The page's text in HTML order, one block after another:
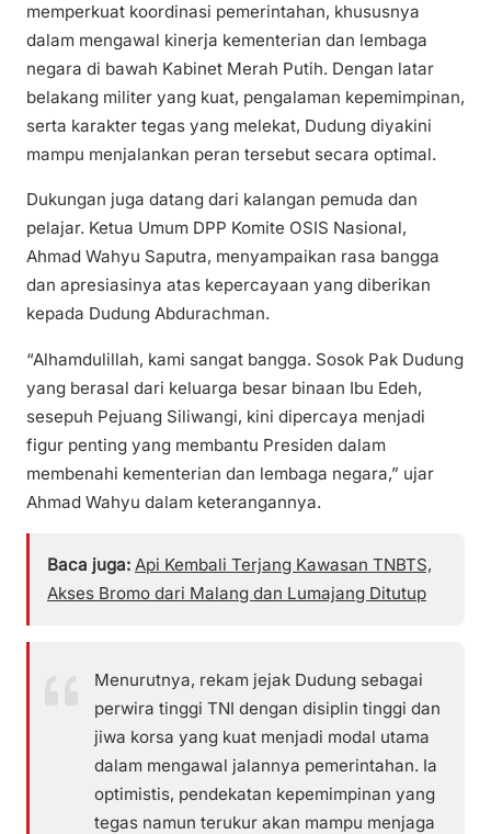
memperkuat koordinasi pemerintahan, khususnya
dalam mengawal kinerja kementerian dan lembaga
negara di bawah Kabinet Merah Putih. Dengan latar
belakang militer yang kuat, pengalaman kepemimpinan,
serta karakter tegas yang melekat, Dudung diyakini
mampu menjalankan peran tersebut secara optimal.
Dukungan juga datang dari kalangan pemuda dan
pelajar. Ketua Umum DPP Komite OSIS Nasional,
Ahmad Wahyu Saputra, menyampaikan rasa bangga
dan apresiasinya atas kepercayaan yang diberikan
kepada Dudung Abdurachman.
“Alhamdulillah, kami sangat bangga. Sosok Pak Dudung
yang berasal dari keluarga besar binaan Ibu Edeh,
sesepuh Pejuang Siliwangi, kini dipercaya menjadi
figur penting yang membantu Presiden dalam
membenahi kementerian dan lembaga negara,” ujar
Ahmad Wahyu dalam keterangannya.
Baca juga: Api Kembali Terjang Kawasan TNBTS,
Akses Bromo dari Malang dan Lumajang Ditutup
Menurutnya, rekam jejak Dudung sebagai
perwira tinggi TNI dengan disiplin tinggi dan
jiwa korsa yang kuat menjadi modal utama
dalam mengawal jalannya pemerintahan. Ia
optimistis, pendekatan kepemimpinan yang
tegas namun terukur akan mampu menjaga